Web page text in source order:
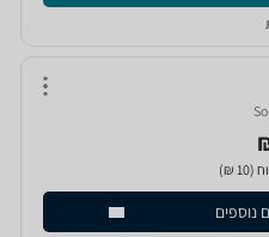
₪)
נוספים